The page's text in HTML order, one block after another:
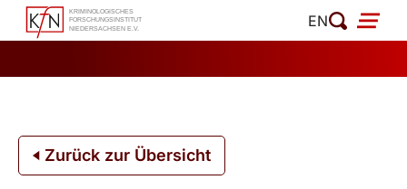
Zum
Inhalt
EN
Zurück zur Übersicht